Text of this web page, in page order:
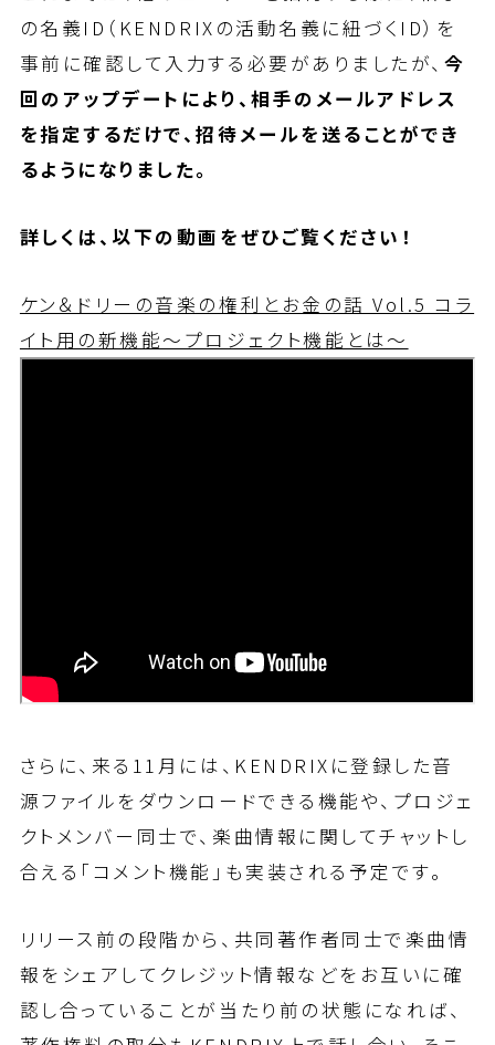
の名義ID（KENDRIXの活動名義に紐づくID）を
事前に確認して入力する必要がありましたが、 今
回のアップデートにより、相手のメールアドレス
を指定するだけで、招待メールを送ることができ
るようになりました。
詳しくは、以下の動画をぜひご覧ください！
ケン＆ドリーの音楽の権利とお金の話 Vol.5 コラ
イト用の新機能～プロジェクト機能とは～
さらに、来る11月には、KENDRIXに登録した音
源ファイルをダウンロードできる機能や、プロジェ
クトメンバー同士で、楽曲情報に関してチャットし
合える「コメント機能」も実装される予定です。
リリース前の段階から、共同著作者同士で楽曲情
報をシェアしてクレジット情報などをお互いに確
認し合っていることが当たり前の状態になれば、